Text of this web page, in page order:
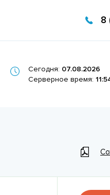
8
Сегодня: 07.08.2026
Серверное время: